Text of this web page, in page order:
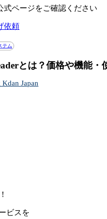
式ページをご確認ください
依頼
テム
とは？価格や機能・
Japan
ビスを